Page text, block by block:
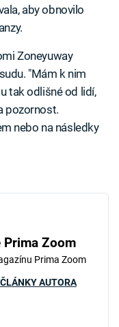
aby obnovilo
Zoneyuway
"Mám k nim
tak odlišné od lidí,
pozornost.
nebo na následky
Prima Zoom
Prima Zoom
AUTORA